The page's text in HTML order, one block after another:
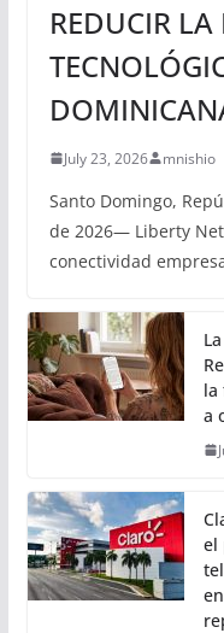
REDUCIR LA
July 23, 2026 mnishio
Santo Domingo,
de 2026— Liberty
conectividad
la
a
el